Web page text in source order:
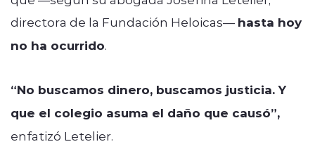
directora de la Fundación Heloicas— hasta hoy
no ha ocurrido.
“No buscamos dinero, buscamos justicia. Y
que el colegio asuma el daño que causó”,
enfatizó Letelier.